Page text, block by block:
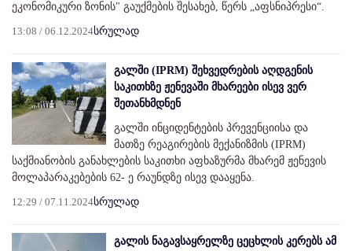
ეკონომიკური ზონის" გაუქმების შესახებ, წერს „აფსნიპრესი“.
13:08 / 06.12.2024სრულად
გალში (IPRM) შეხვედრების აღდგენის
საკითხზე ჟენევაში მხარეები ისევ ვერ
შეთანხმდნენ
გალში ინციდენტების პრევენციისა და
მათზე რეაგირების მექანიზმის (IPRM)
საქმიანობის განახლების საკითხი აფხაზურმა მხარემ ჟენევის
მოლაპარაკებების 62- ე რაუნდზე ისევ დააყენა.
12:29 / 07.11.2024სრულად
გალის ნაგავსაყრელზე ცეცხლის კერებს ამ